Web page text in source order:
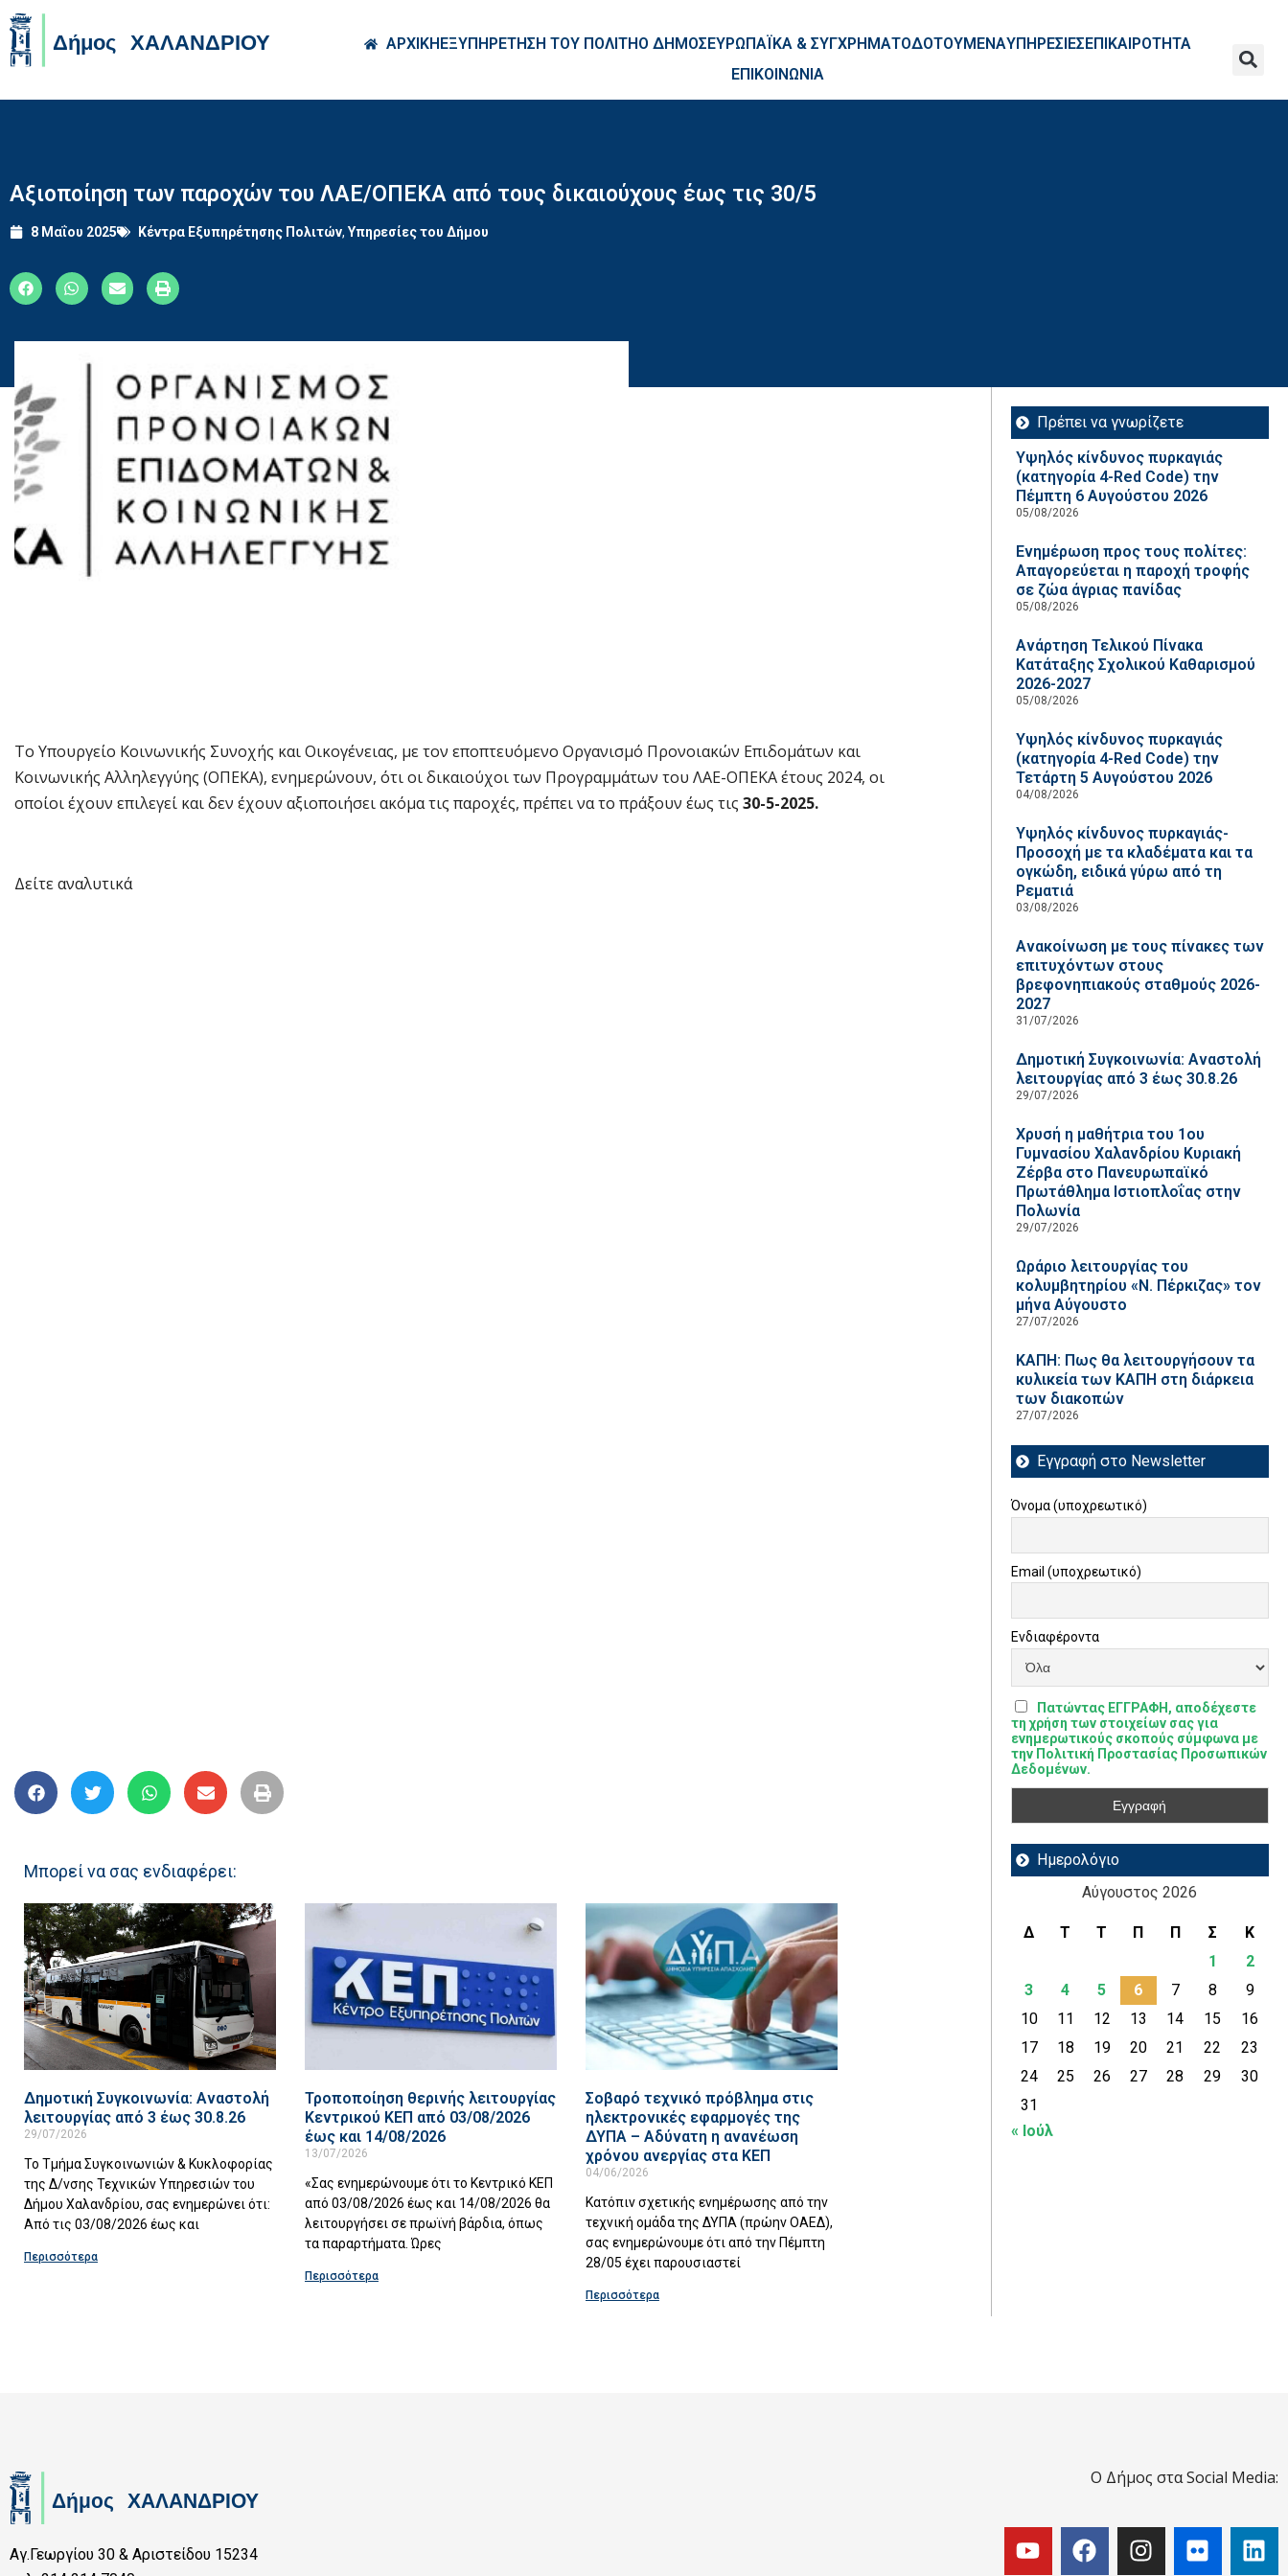
ΑΡΧΙΚΗΕΞΥΠΗΡΕΤΗΣΗ ΤΟΥ ΠΟΛΙΤΗΟ ΔΗΜΟΣΕΥΡΩΠΑΪΚΑ & ΣΥΓΧΡΗΜΑΤΟΔΟΤΟΥΜΕΝΑΥΠΗΡΕΣΙΕΣΕΠΙΚΑΙΡΟΤΗΤΑ
ΕΠΙΚΟΙΝΩΝΙΑ
Αξιοποίηση των παροχών του ΛΑΕ/ΟΠΕΚΑ από τους δικαιούχους έως τις 30/5
8 Μαΐου 2025 Κέντρα Εξυπηρέτησης Πολιτών, Υπηρεσίες του Δήμου
Το Υπουργείο Κοινωνικής Συνοχής και Οικογένειας, με τον εποπτευόμενο Οργανισμό Προνοιακών Επιδομάτων και
Κοινωνικής Αλληλεγγύης (ΟΠΕΚΑ), ενημερώνουν, ότι οι δικαιούχοι των Προγραμμάτων του ΛΑΕ-ΟΠΕΚΑ έτους 2024, οι
οποίοι έχουν επιλεγεί και δεν έχουν αξιοποιήσει ακόμα τις παροχές, πρέπει να το πράξουν έως τις 30-5-2025.
Δείτε αναλυτικά
Μπορεί να σας ενδιαφέρει:
Δημοτική Συγκοινωνία: Αναστολή
λειτουργίας από 3 έως 30.8.26
29/07/2026
Το Τμήμα Συγκοινωνιών & Κυκλοφορίας
της Δ/νσης Τεχνικών Υπηρεσιών του
Δήμου Χαλανδρίου, σας ενημερώνει ότι:
Από τις 03/08/2026 έως και
Περισσότερα
Τροποποίηση θερινής λειτουργίας
Κεντρικού ΚΕΠ από 03/08/2026
έως και 14/08/2026
13/07/2026
«Σας ενημερώνουμε ότι το Κεντρικό ΚΕΠ
από 03/08/2026 έως και 14/08/2026 θα
λειτουργήσει σε πρωϊνή βάρδια, όπως
τα παραρτήματα. Ώρες
Περισσότερα
Σοβαρό τεχνικό πρόβλημα στις
ηλεκτρονικές εφαρμογές της
ΔΥΠΑ – Αδύνατη η ανανέωση
χρόνου ανεργίας στα ΚΕΠ
04/06/2026
Κατόπιν σχετικής ενημέρωσης από την
τεχνική ομάδα της ΔΥΠΑ (πρώην ΟΑΕΔ),
σας ενημερώνουμε ότι από την Πέμπτη
28/05 έχει παρουσιαστεί
Περισσότερα
Πρέπει να γνωρίζετε
Υψηλός κίνδυνος πυρκαγιάς
(κατηγορία 4-Red Code) την
Πέμπτη 6 Αυγούστου 2026
05/08/2026
Ενημέρωση προς τους πολίτες:
Απαγορεύεται η παροχή τροφής
σε ζώα άγριας πανίδας
05/08/2026
Ανάρτηση Τελικού Πίνακα
Κατάταξης Σχολικού Καθαρισμού
2026-2027
05/08/2026
Υψηλός κίνδυνος πυρκαγιάς
(κατηγορία 4-Red Code) την
Τετάρτη 5 Αυγούστου 2026
04/08/2026
Υψηλός κίνδυνος πυρκαγιάς-
Προσοχή με τα κλαδέματα και τα
ογκώδη, ειδικά γύρω από τη
Ρεματιά
03/08/2026
Ανακοίνωση με τους πίνακες των
επιτυχόντων στους
βρεφονηπιακούς σταθμούς 2026-
2027
31/07/2026
Δημοτική Συγκοινωνία: Αναστολή
λειτουργίας από 3 έως 30.8.26
29/07/2026
Χρυσή η μαθήτρια του 1ου
Γυμνασίου Χαλανδρίου Κυριακή
Ζέρβα στο Πανευρωπαϊκό
Πρωτάθλημα Ιστιοπλοΐας στην
Πολωνία
29/07/2026
Ωράριο λειτουργίας του
κολυμβητηρίου «Ν. Πέρκιζας» τον
μήνα Αύγουστο
27/07/2026
ΚΑΠΗ: Πως θα λειτουργήσουν τα
κυλικεία των ΚΑΠΗ στη διάρκεια
των διακοπών
27/07/2026
Εγγραφή στο Newsletter
Όνομα (υποχρεωτικό)
Email (υποχρεωτικό)
Ενδιαφέροντα
Πατώντας ΕΓΓΡΑΦΗ, αποδέχεστε
τη χρήση των στοιχείων σας για
ενημερωτικούς σκοπούς σύμφωνα με
την Πολιτική Προστασίας Προσωπικών
Δεδομένων.
Ημερολόγιο
Αύγουστος 2026
Δ Τ Τ Π Π Σ
Κ
1
2
3
4 5 6 7 8
9
10
11 12 13 14 15
16
17
18 19 20 21 22
23
24
25 26 27 28 29
30
31
« Ιούλ
Αγ.Γεωργίου 30 & Αριστείδου 15234
Ο Δήμος στα Social Media: